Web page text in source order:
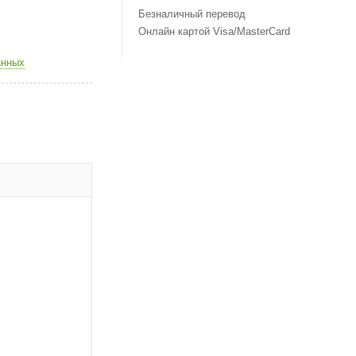
Безналичный перевод
Онлайн картой Visa/MasterCard